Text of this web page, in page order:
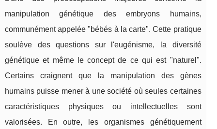
manipulation génétique des embryons humains,
communément appelée "bébés à la carte". Cette pratique
soulève des questions sur l'eugénisme, la diversité
génétique et même le concept de ce qui est "naturel".
Certains craignent que la manipulation des gènes
humains puisse mener à une société où seules certaines
caractéristiques physiques ou intellectuelles sont
valorisées. En outre, les organismes génétiquement